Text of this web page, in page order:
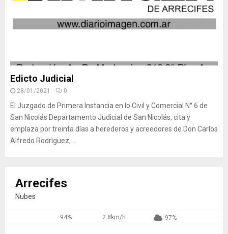
Edicto Judicial
28/01/2021 0
El Juzgado de Primera Instancia en lo Civil y Comercial N° 6 de
San Nicolás Departamento Judicial de San Nicolás, cita y
emplaza por treinta días a herederos y acreedores de Don Carlos
Alfredo Rodríguez,...
Arrecifes
Nubes
94% 2.8km/h 97%